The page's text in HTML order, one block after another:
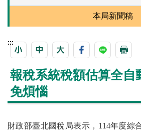
本局新聞稿
:::
報稅系統稅額估算全自
免煩惱
財政部臺北國稅局表示，114年度綜